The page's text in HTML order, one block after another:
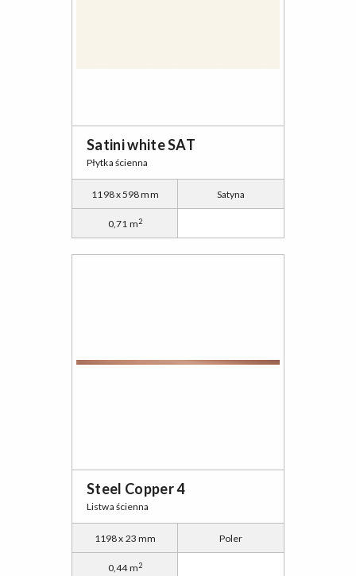
Satini white SAT
Płytka ścienna
1198 x 598 mm Satyna
0,71 m2
Steel Copper 4
Listwa ścienna
1198 x 23 mm Poler
0,44 m2